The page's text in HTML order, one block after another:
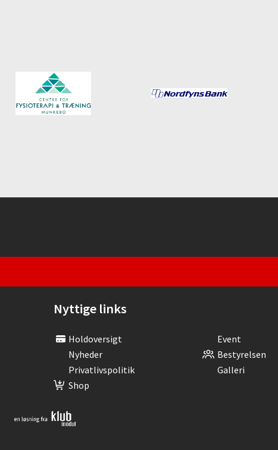
Nyttige links
Holdoversigt
Event
Nyheder
Bestyrelsen
Privatlivspolitik
Galleri
Shop